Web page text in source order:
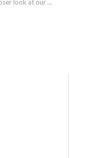
look at our …